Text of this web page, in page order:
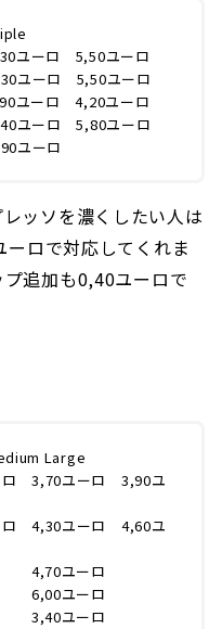
ーロ 5,50ユーロ
ーロ 5,50ユーロ
4,20ユーロ
5,80ユーロ
ユーロ
ッソを濃くしたい人は
ロで対応してくれま
追加も0,40ユーロで
3,70ユーロ 3,90ユ
ユーロ 4,60ユ
ーロ
ユーロ
ロ